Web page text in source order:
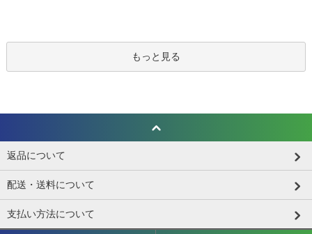
もっと見る
返品について
配送・送料について
支払い方法について